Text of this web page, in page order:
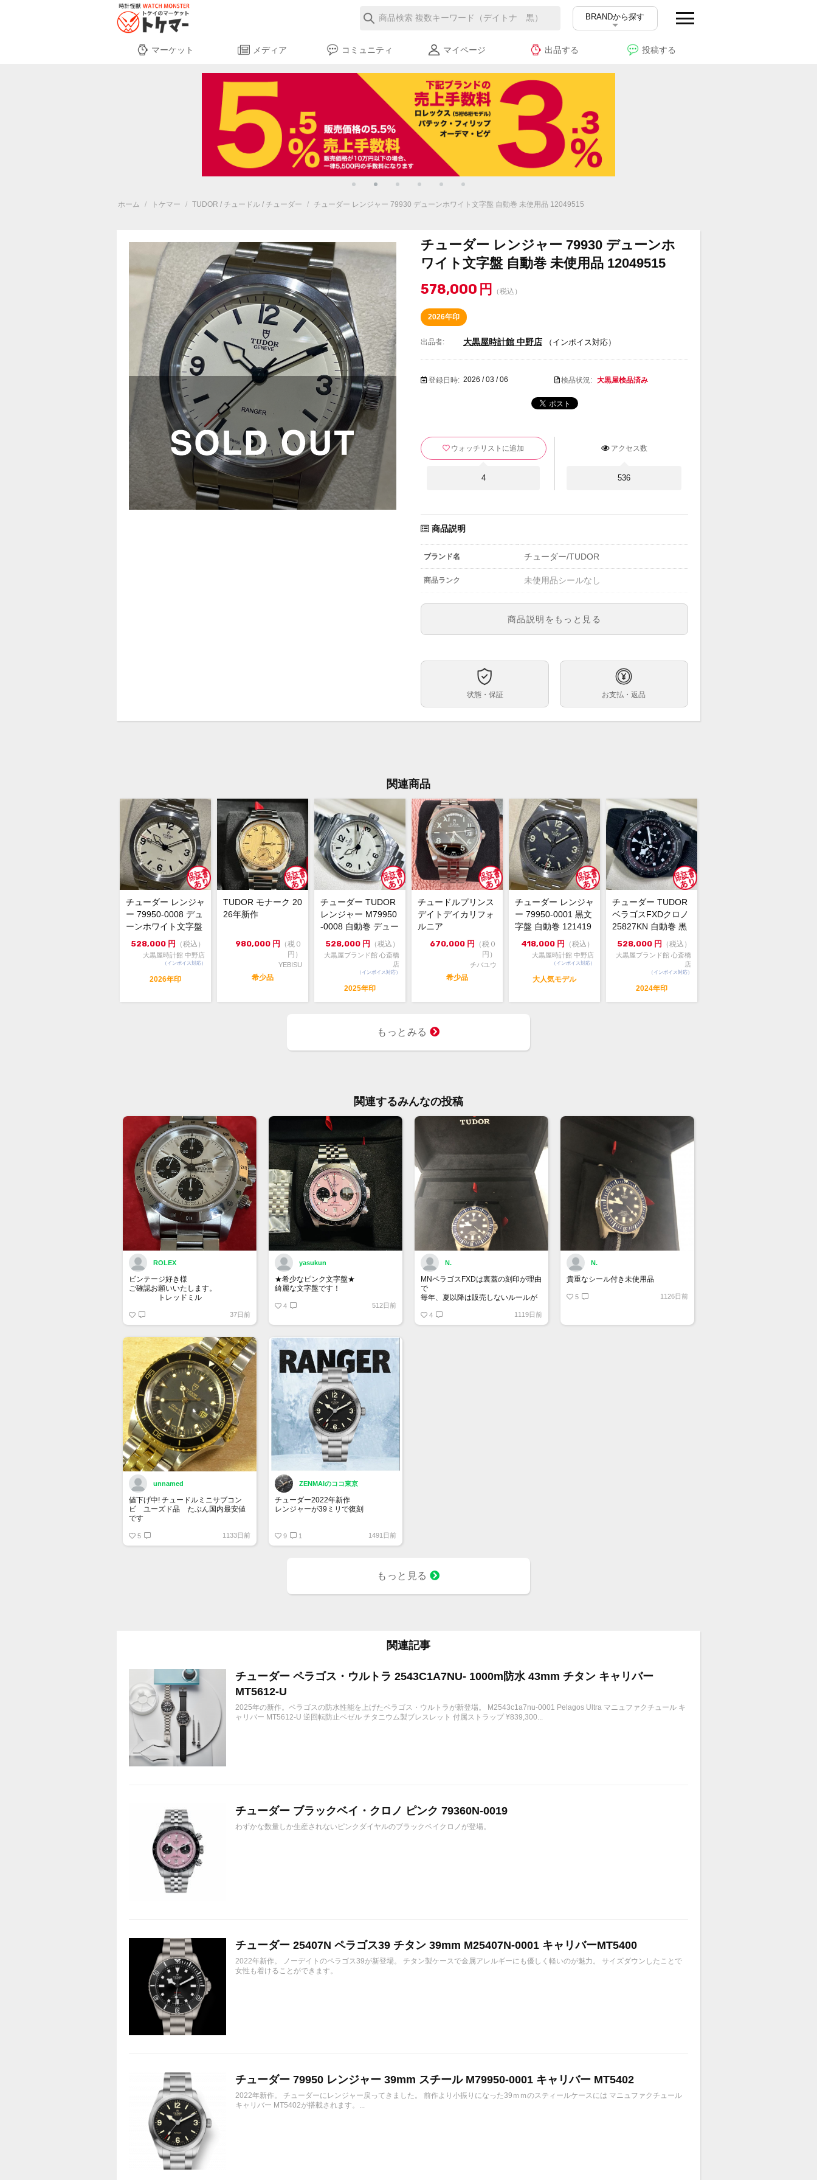
BRANDから探す
マーケット メディア コミュニティ マイページ 出品する 投稿する
ホーム / トケマー / TUDOR / チュードル / チューダー / チューダー レンジャー 79930 デューンホワイト文字盤 自動巻 未使用品 12049515
チューダー レンジャー 79930 デューンホ
ワイト文字盤 自動巻 未使用品 12049515
578,000 円 （税込）
2026年印
出品者: 大黒屋時計館 中野店 （インボイス対応）
登録日時: 2026 / 03 / 06 検品状況: 大黒屋検品済み
アクセス数
536
ウォッチリストに追加
4
商品説明
ブランド名 チューダー/TUDOR
商品ランク 未使用品シールなし
参考定価
デューンホワイト文字盤
ムーブメント
ケースサイズ 36mm
ケース素材
メーカー保証書の有無 あり
付属品 箱・保証書(2026年2月印)・冊子・コマ×1
状態
ブレスレット調整の施されている未使用品
のお品物です。
コメント
2025年新作、マットなデューンホワイト文
字盤のレンジャーが入荷いたしました！
視認性の良さ、オンオフ問わず使えるデザ
イン、70時間のパワーリザーブと、実用的
にも優れている1本でございます。
まだまだ出回りも多くないお品物です。
ぜひお早めにご検討くださいませ。
ジでご質問頂いてもお答えしておりませ
TEL:03-5318-5250
商品説明をもっと見る
状態・保証 お支払・返品
関連商品
チューダー レンジャ
ー 79950-0008 デュ
ーンホワイト文字盤
自動巻 美品...
528,000 円 （税込）
大黒屋時計館 中野店
（インボイス対応）
2026年印
TUDOR モナーク 20
26年新作
980,000 円
（税０
円）
YEBISU
希少品
チューダー TUDOR
レンジャー M79950
-0008 自動巻 デュー
ンホワイ...
528,000 円 （税込）
大黒屋ブランド館 心斎橋
店
（インボイス対応）
2025年印
チュードルプリンス
デイトデイカリフォ
ルニア
670,000 円
（税０
円）
チバユウ
希少品
チューダー レンジャ
ー 79950-0001 黒文
字盤 自動巻 121419
11
418,000 円 （税込）
大黒屋時計館 中野店
（インボイス対応）
大人気モデル
チューダー TUDOR
ベラゴスFXDクロノ
25827KN 自動巻 黒
文字盤 中...
528,000 円 （税込）
大黒屋ブランド館 心斎橋
店
（インボイス対応）
2024年印
もっとみる
関連するみんなの投稿
ROLEX
ビンテージ好き様
ご確認お願いいたします。
トレッドミル
37日前
yasukun
★希少なピンク文字盤★
綺麗な文字盤です！
4 512日前
N.
MNペラゴスFXDは裏蓋の刻印が理由
で
毎年、夏以降は販売しないルールが
4 1119日前
N.
貴重なシール付き未使用品
5 1126日前
unnamed
値下げ中! チュードルミニサブコン
ビ ユーズド品 たぶん国内最安値
です
5 1133日前
ZENMAIのココ東京
チューダー2022年新作
レンジャーが39ミリで復刻
347,600円
レザー・ラバーストラップの
良いですねぇ
9 1 1491日前
もっと見る
関連記事
チューダー ペラゴス・ウルトラ 2543C1A7NU- 1000m防水 43mm チタン キャリバー
MT5612-U
2025年の新作。ペラゴスの防水性能を上げたペラゴス・ウルトラが新登場。 M2543c1a7nu-0001 Pelagos Ultra マニュファクチュール キ
ャリバー MT5612-U 逆回転防止ベゼル チタニウム製ブレスレット 付属ストラップ ¥839,300...
チューダー ブラックベイ・クロノ ピンク 79360N-0019
わずかな数量しか生産されないピンクダイヤルのブラックベイクロノが登場。
チューダー 25407N ペラゴス39 チタン 39mm M25407N-0001 キャリバーMT5400
2022年新作。 ノーデイトのペラゴス39が新登場。 チタン製ケースで金属アレルギーにも優しく軽いのが魅力。 サイズダウンしたことで
女性も着けることができます。
チューダー 79950 レンジャー 39mm スチール M79950-0001 キャリバー MT5402
2022年新作。 チューダーにレンジャー戻ってきました。 前作より小振りになった39ｍｍのスティールケースには マニュファクチュール
キャリバー MT5402が搭載されます。...